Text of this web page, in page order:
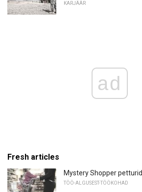
KARJÄÄR
ad
Fresh articles
Mystery Shopper petturid
TÖÖ-ALGUSEST-TÖÖKOHAD